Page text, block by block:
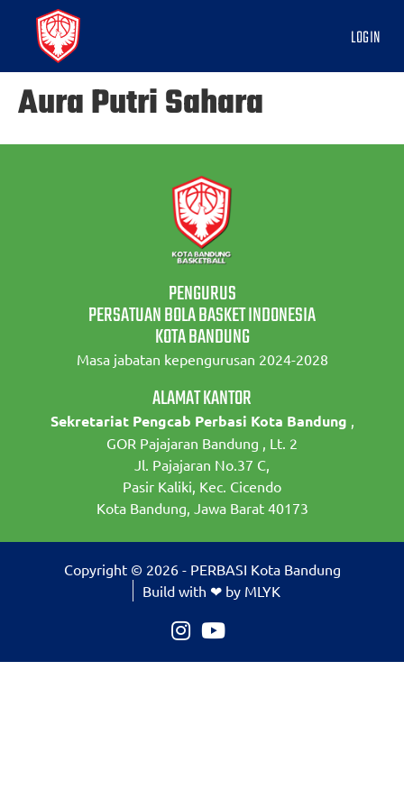
LOGIN
Aura Putri Sahara
PENGURUS
PERSATUAN BOLA BASKET INDONESIA
KOTA BANDUNG
Masa jabatan kepengurusan 2024-2028
ALAMAT KANTOR
Sekretariat Pengcab Perbasi Kota Bandung ,
GOR Pajajaran Bandung , Lt. 2
Jl. Pajajaran No.37 C,
Pasir Kaliki, Kec. Cicendo
Kota Bandung, Jawa Barat 40173
Copyright © 2026 - PERBASI Kota Bandung
Build with ❤ by MLYK